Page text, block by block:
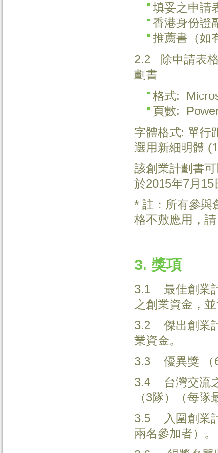
填妥之申請
香港身份證
推薦書（如
2.2 除申請表
劃書
格式:
頁數:
字體格式: 單行
選用新細明體
該創業計劃書
於2015年7月
* 註：所有參與
格不敷應用，
3. 獎項
3.1 最佳創業
之創業資金，
3.2 傑出創業
業資金。
3.3 優異獎 （6
3.4 台灣交流
（3隊）（每
3.5 入圍創業
兩名參加者）。